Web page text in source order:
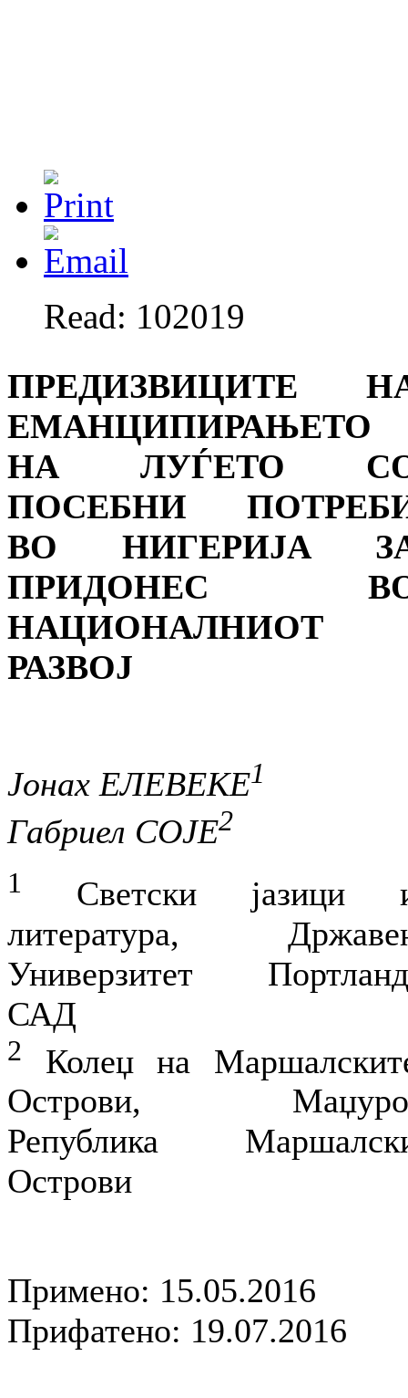
Read: 102019
ПРЕДИЗВИЦИТЕ
ЕМАНЦИПИРАЊЕТО
НА ЛУЃЕТО
ПОСЕБНИ
ВО НИГЕРИЈА
ПРИДОНЕС
НАЦИОНАЛНИОТ
РАЗВОЈ
Јонах ЕЛЕВЕКЕ1
Габриел СОЈЕ2
1
Светски јазици
литература,
Универзитет
САД
2
Колеџ на
Острови,
Република
Острови
Примено: 15.05.2016
Прифатено: 19.07.2016